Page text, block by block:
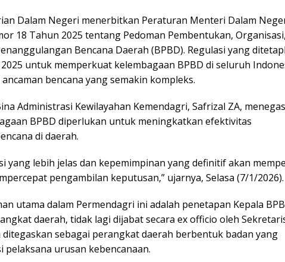
Dalam Negeri menerbitkan Peraturan Menteri Dalam
18 Tahun 2025 tentang Pedoman Pembentukan,
Bencana Daerah (BPBD). Regulasi yang
untuk memperkuat kelembagaan BPBD di seluruh
bencana yang semakin kompleks.
Administrasi Kewilayahan Kemendagri, Safrizal ZA,
BPBD diperlukan untuk meningkatkan efektivitas
di daerah.
yang lebih jelas dan kepemimpinan yang definitif akan
pengambilan keputusan,” ujarnya, Selasa (7/1/2026).
utama dalam Permendagri ini adalah penetapan Kepala
daerah, tidak lagi dijabat secara ex officio oleh
ditegaskan sebagai perangkat daerah berbentuk badan yang
pelaksana urusan kebencanaan.